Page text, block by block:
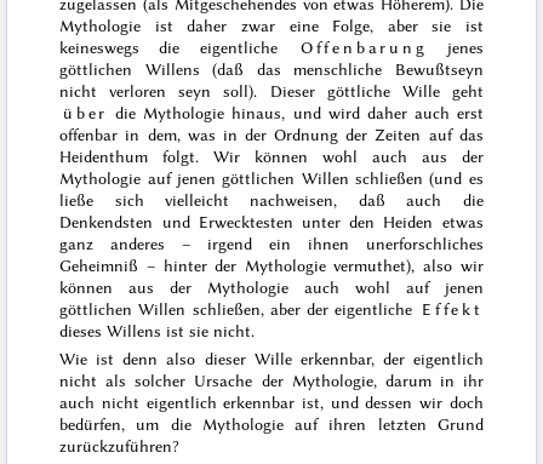
Mythologie ist daher zwar eine Folge, aber sie ist
keineswegs die eigentliche
Offenbarung
jenes
göttlichen Willens (daß das menschliche Bewußtseyn
nicht verloren seyn soll). Dieser göttliche Wille geht
über die Mythologie hinaus, und wird daher auch erst
offenbar in dem, was in der Ordnung der Zeiten auf das
Heidenthum folgt. Wir können wohl auch aus der
Mythologie auf jenen göttlichen Willen schließen (und es
ließe sich vielleicht nachweisen, daß auch die
Denkendsten und Erwecktesten unter den Heiden etwas
ganz anderes – irgend ein ihnen unerforschliches
Geheimniß – hinter der Mythologie vermuthet), also wir
können aus der Mythologie auch wohl auf jenen
göttlichen Willen schließen, aber der eigentliche Effekt
dieses Willens ist sie nicht.
Wie ist denn also dieser Wille erkennbar, der eigentlich
nicht als solcher Ursache der Mythologie, darum in ihr
auch nicht eigentlich erkennbar ist, und dessen wir doch
bedürfen, um die Mythologie auf ihren letzten Grund
zurückzuführen?